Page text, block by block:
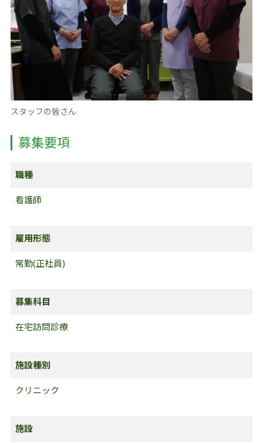
スタッフの皆さん
募集要項
職種
看護師
雇用形態
常勤(正社員)
募集科目
在宅訪問診療
施設種別
クリニック
施設